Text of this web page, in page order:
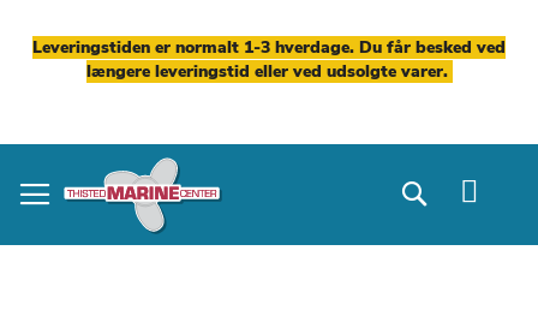
Leveringstiden er normalt 1-3 hverdage. Du får besked ved
længere leveringstid eller ved udsolgte varer.
to
Content
Search